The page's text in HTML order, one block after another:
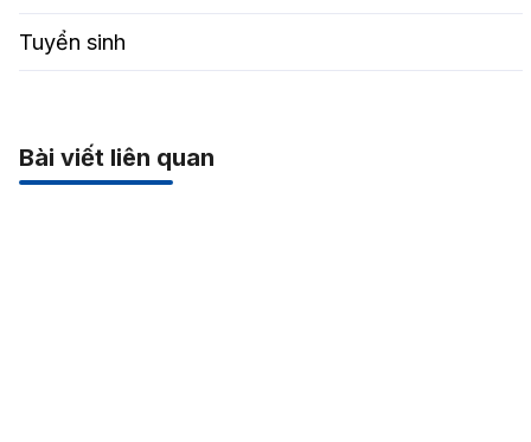
Tuyển sinh
Bài viết liên quan